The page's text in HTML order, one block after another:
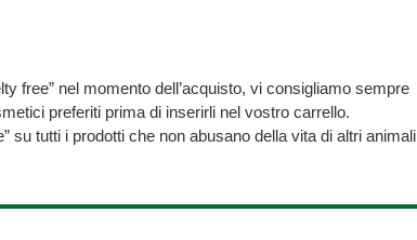
free” nel momento dell’acquisto, vi consigliamo sempre
preferiti prima di inserirli nel vostro carrello.
su tutti i prodotti che non abusano della vita di altri animali